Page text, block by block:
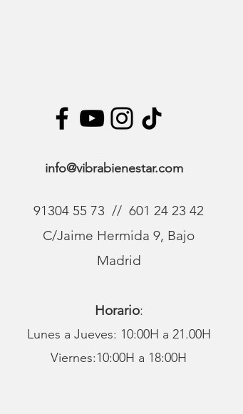
info@vibrabienestar.com
91304 55 73 // 601 24 23 42
C/Jaime Hermida 9, Bajo
Madrid
Horario:
Lunes a Jueves: 10:00H a 21.00H
Viernes:10:00H a 18:00H